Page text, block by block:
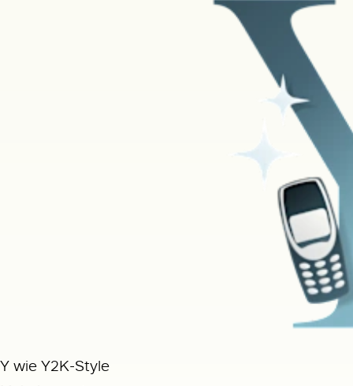
Y wie Y2K-Style